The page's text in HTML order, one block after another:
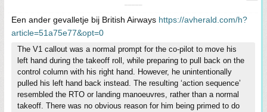
¯¯¯¯¯
Een ander gevalletje bij British Airways https://avherald.com/h?
article=51a75e77&opt=0
The V1 callout was a normal prompt for the co-pilot to move his
left hand during the takeoff roll, while preparing to pull back on the
control column with his right hand. However, he unintentionally
pulled his left hand back instead. The resulting ‘action sequence’
resembled the RTO or landing manoeuvres, rather than a normal
takeoff. There was no obvious reason for him being primed to do